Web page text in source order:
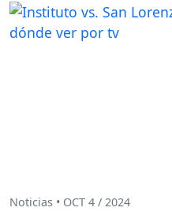
Noticias • OCT 4 / 2024